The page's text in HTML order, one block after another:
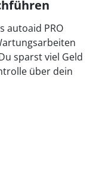
autoaid PRO
sparst viel Geld
über dein